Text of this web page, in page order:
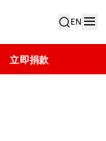
EN
立即捐款